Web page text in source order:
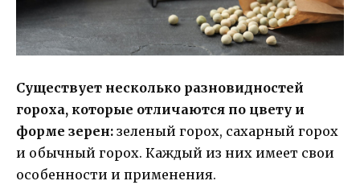
Существует несколько разновидностей
гороха, которые отличаются по цвету и
форме зерен: зеленый горох, сахарный горох
и обычный горох. Каждый из них имеет свои
особенности и применения.